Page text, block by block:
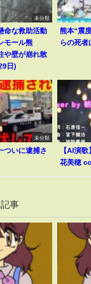
未分類
命な救助活動
モール熊
壁が崩れ散
日)
熊本“震
らの死
未分類
ついに逮捕さ
【AI演
花美穂
事